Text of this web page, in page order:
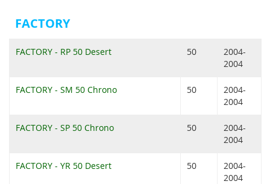
FACTORY
FACTORY - RP 50 Desert 50
2004-
2004
FACTORY - SM 50 Chrono 50
2004-
2004
FACTORY - SP 50 Chrono 50
2004-
2004
FACTORY - YR 50 Desert 50
2004-
2004